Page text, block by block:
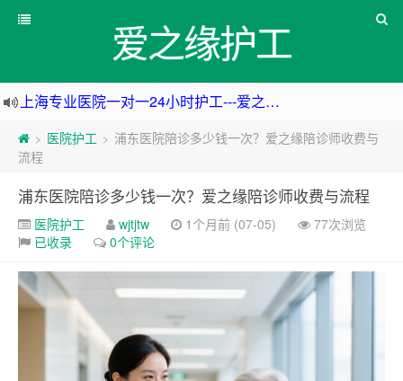
爱之缘护工
上海专业医院一对一24小时护工---爱之缘护工 18202153150
上海住家一对一护工---上海爱之缘护工 18202153150
> 医院护工 > 浦东医院陪诊多少钱一次？爱之缘陪诊师收费与
流程
浦东医院陪诊多少钱一次？爱之缘陪诊师收费与流程
医院护工 wjtjtw 1个月前 (07-05)
77次浏览
已收录
0个评论